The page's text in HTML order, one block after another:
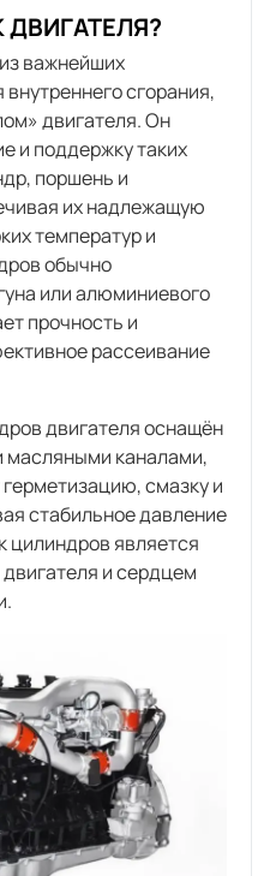
ДВИГАТЕЛЯ?
важнейших
сгорания,
двигателя. Он
и поддержку таких
поршень и
их надлежащую
температур и
обычно
или алюминиевого
прочность и
рассеивание
двигателя оснащён
масляными каналами,
смазку и
стабильное давление
цилиндров является
и сердцем